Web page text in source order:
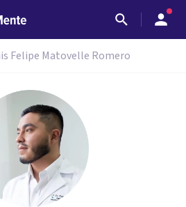
Felipe Matovelle Romero